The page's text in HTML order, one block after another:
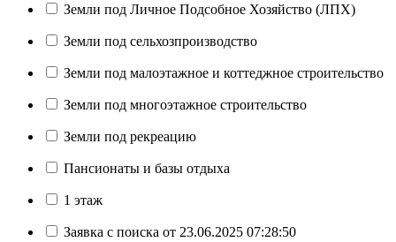
Земли под Личное Подсобное Хозяйство (ЛПХ)
Земли под сельхозпроизводство
Земли под малоэтажное и коттеджное строительство
Земли под многоэтажное строительство
Земли под рекреацию
Пансионаты и базы отдыха
1 этаж
Заявка с поиска от 23.06.2025 07:28:50